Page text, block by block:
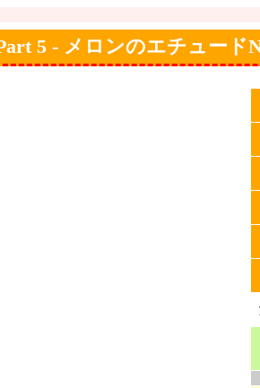
5 - メロンのエチュード